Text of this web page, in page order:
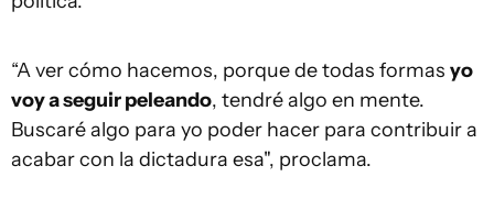
“A ver cómo hacemos, porque de todas formas yo
voy a seguir peleando, tendré algo en mente.
Buscaré algo para yo poder hacer para contribuir a
acabar con la dictadura esa", proclama.